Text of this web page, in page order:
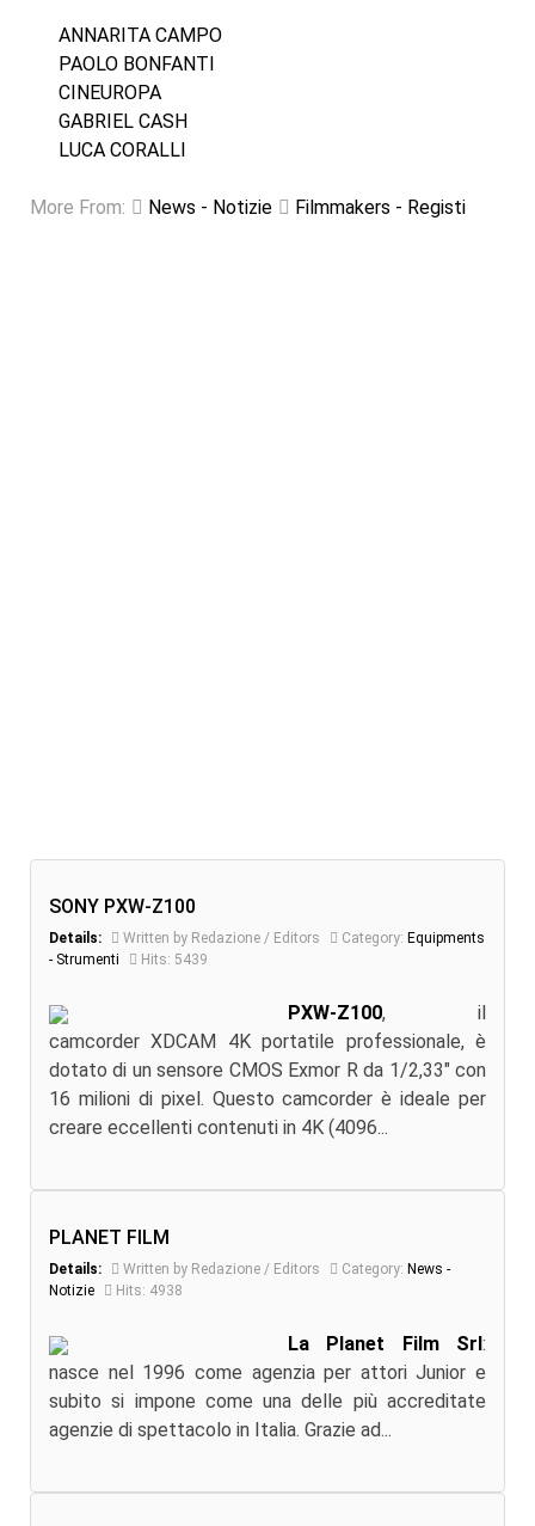
ANNARITA CAMPO
PAOLO BONFANTI
CINEUROPA
GABRIEL CASH
LUCA CORALLI
More From: News - Notizie Filmmakers - Registi
SONY PXW-Z100
Details: Written by Redazione / Editors Category: Equipments
- Strumenti
Hits: 5439
PXW-Z100, il
camcorder XDCAM 4K portatile professionale, è
dotato di un sensore CMOS Exmor R da 1/2,33" con
16 milioni di pixel. Questo camcorder è ideale per
creare eccellenti contenuti in 4K (4096...
PLANET FILM
Details: Written by Redazione / Editors Category: News -
Notizie
Hits: 4938
La Planet Film Srl:
nasce nel 1996 come agenzia per attori Junior e
subito si impone come una delle più accreditate
agenzie di spettacolo in Italia. Grazie ad...